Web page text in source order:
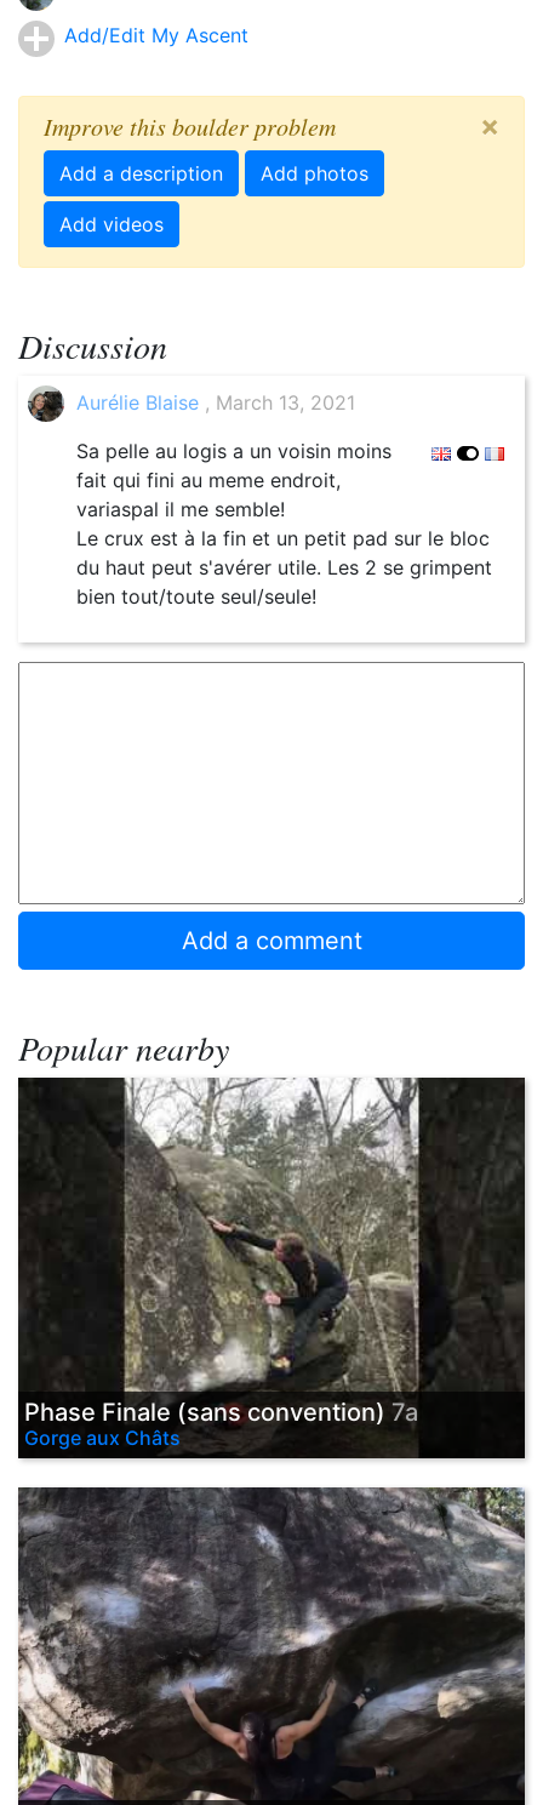
Add/Edit My Ascent
Improve this boulder problem ×
Add a description Add photos
Add videos
Discussion
Aurélie Blaise , March 13, 2021
Sa pelle au logis a un voisin moins
fait qui fini au meme endroit,
variaspal il me semble!
Le crux est à la fin et un petit pad sur le bloc
du haut peut s'avérer utile. Les 2 se grimpent
bien tout/toute seul/seule!
Popular nearby
Phase Finale (sans convention) 7a
Gorge aux Châts